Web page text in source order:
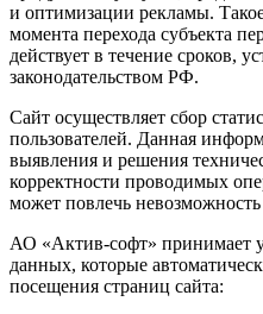
и оптимизации рекламы.
момента перехода субъекта
действует в течение сроков,
законодательством РФ.
Сайт осуществляет сбор
пользователей. Данная
выявления и решения
корректности проводимых
может повлечь невозможность
АО «Актив-софт» принимает
данных, которые
посещения страниц сайта: